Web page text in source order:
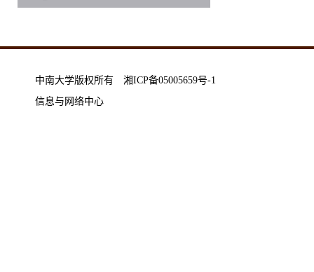
中南大学版权所有 湘ICP备05005659号-1
信息与网络中心